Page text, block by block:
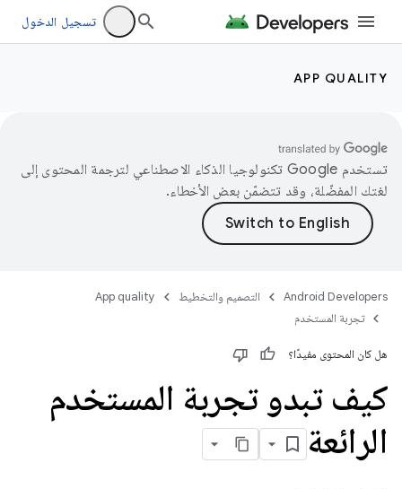
تسجيل الدخول
APP QUALITY
تستخدم Google تكنولوجيا الذكاء الاصطناعي لترجمة المحتوى إلى
لغتك المفضّلة، وقد تتضمّن بعض الأخطاء.
Android Developers التصميم والتخطيط
App quality
تجربة المستخدم
هل كان المحتوى مفيدًا؟
كيف تبدو تجربة المستخدم
الرائعة